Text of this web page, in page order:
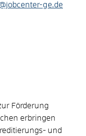
ge.de
Förderung
erbringen
und